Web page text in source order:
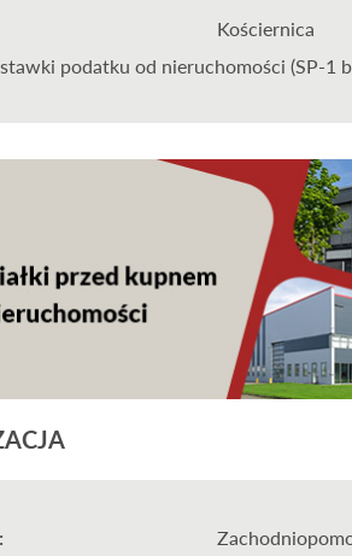
Kościernica
podatku od nieruchomości (SP-1